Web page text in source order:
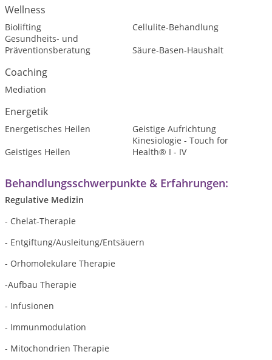
Wellness
Biolifting
Cellulite-Behandlung
Gesundheits- und
Präventionsberatung
Säure-Basen-Haushalt
Coaching
Mediation
Energetik
Energetisches Heilen
Geistige Aufrichtung
Geistiges Heilen
Kinesiologie - Touch for
Health® I - IV
Behandlungsschwerpunkte & Erfahrungen:
Regulative Medizin
- Chelat-Therapie
- Entgiftung/Ausleitung/Entsäuern
- Orhomolekulare Therapie
-Aufbau Therapie
- Infusionen
- Immunmodulation
- Mitochondrien Therapie